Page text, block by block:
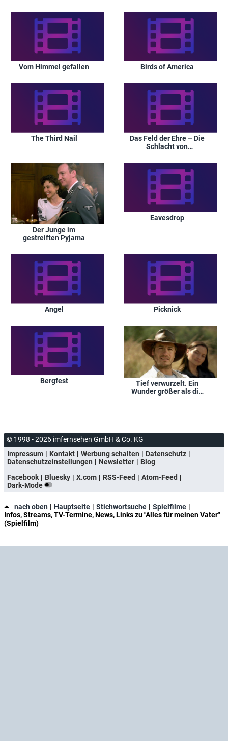
Vom Himmel gefallen Birds of America
The Third Nail
Das Feld der Ehre – Die
Schlacht von
Der Junge im
gestreiften Pyjama
Eavesdrop
Angel Picknick
Bergfest
Tief verwurzelt. Ein
Wunder größer als die
© 1998 - 2026 imfernsehen GmbH & Co. KG
Impressum
Kontakt Werbung schalten
Datenschutz
Datenschutzeinstellungen
Newsletter
Blog
Facebook
Bluesky X.com RSS-Feed
Atom-Feed
Dark-Mode
nach oben Hauptseite Stichwortsuche
Spielfilme
Infos, Streams, TV-Termine, News, Links zu "Alles für meinen Vater"
(Spielfilm)